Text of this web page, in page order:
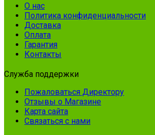
О нас
Политика конфиденциальности
Доставка
Оплата
Гарантия
Контакты
Служба поддержки
Пожаловаться Директору
Отзывы о Магазине
Карта сайта
Связаться с нами